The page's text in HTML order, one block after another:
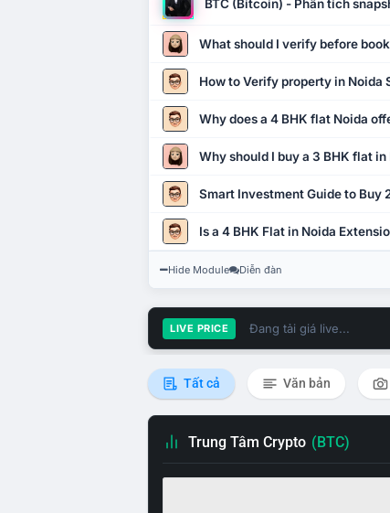
BTC (Bitcoin) - Phân tích
What should I verify before
How to Verify property in Noida
Why does a 4 BHK flat Noida
Why should I buy a 3 BHK flat
Smart Investment Guide to Buy
Is a 4 BHK Flat in Noida
Hide Module Diễn đàn
LIVE PRICE Đang tải giá live...
Tất cả Văn bản
Trung Tâm Crypto (BTC)